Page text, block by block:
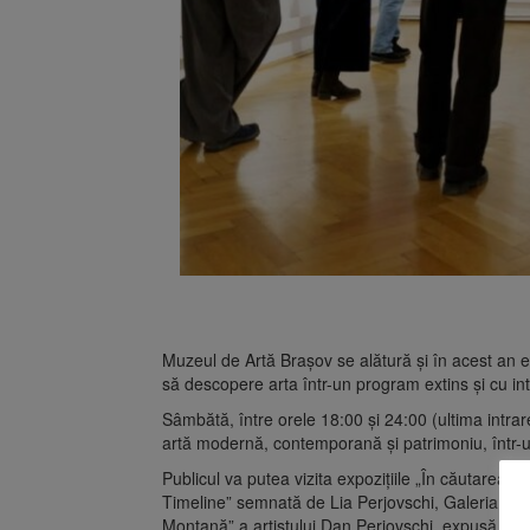
Muzeul de Artă Brașov se alătură și în acest an
să descopere arta într-un program extins și cu
Sâmbătă, între orele 18:00 și 24:00 (ultima
artă modernă, contemporană și patrimoniu,
Publicul va putea vizita expozițiile „În căutarea
Timeline” semnată de Lia Perjovschi, Galeria
Montană” a artistului Dan Perjovschi, expusă în